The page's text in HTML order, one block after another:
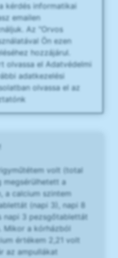
kérdés informatikai
emailen
Az "Orvos
Ön ezen
hozzájárul.
olvassa el Adatvédelmi
adatkezelési
olvassa el az
volt (total
megsérülhetett a
a calcium szintem
(napi 3), napi 8
napi 3 pezsgőtablettát
Mikor a kórházból
értékem 2,21 volt
az ampullákat